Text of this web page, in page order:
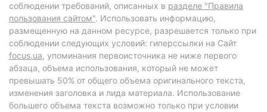
соблюдении требований, описанных в разделе "Правила
пользования сайтом". Использовать информацию,
размещенную на данном ресурсе, разрешается только при
соблюдении следующих условий: гиперссылки на Сайт
focus.ua, упоминания первоисточника не ниже первого
абзаца, объема использования, который не может
превышать 50% от общего объема оригинального текста,
изменения заголовка и лида материала. Использование
большего объема текста возможно только при условии